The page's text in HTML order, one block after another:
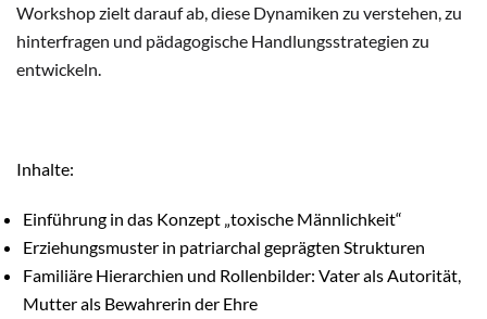
Workshop zielt darauf ab, diese Dynamiken zu verstehen, zu
hinterfragen und pädagogische Handlungsstrategien zu
entwickeln.
Inhalte:
Einführung in das Konzept „toxische Männlichkeit“
Erziehungsmuster in patriarchal geprägten Strukturen
Familiäre Hierarchien und Rollenbilder: Vater als Autorität,
Mutter als Bewahrerin der Ehre